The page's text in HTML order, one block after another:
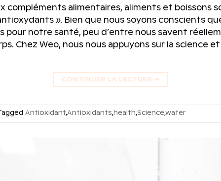
compléments alimentaires, aliments et boissons
». Bien que nous soyons conscients
notre santé, peu d’entre nous savent
Chez Weo, nous nous appuyons sur la science
CONTINUER LA LECTURE →
Antioxidant,Antioxidants,health,Science,water